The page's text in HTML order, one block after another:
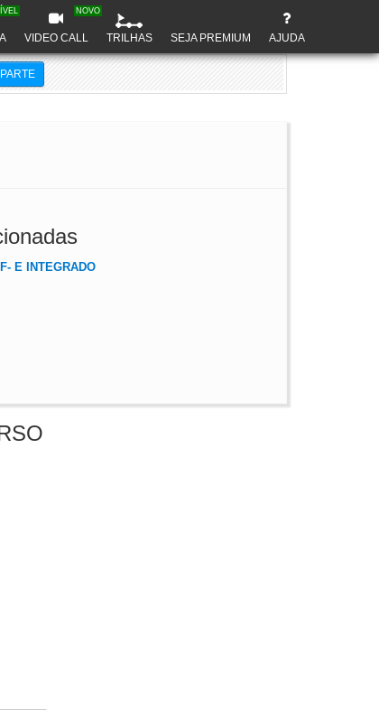
VIDEO CALL
NOVO
TRILHAS SEJA PREMIUM AJUDA
E INTEGRADO